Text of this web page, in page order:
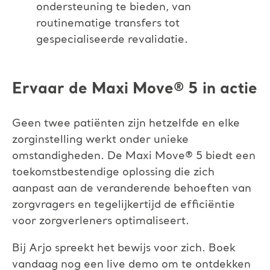
ondersteuning te bieden, van
routinematige transfers tot
gespecialiseerde revalidatie.
Ervaar de Maxi Move® 5 in actie
Geen twee patiënten zijn hetzelfde en elke
zorginstelling werkt onder unieke
omstandigheden. De Maxi Move® 5 biedt een
toekomstbestendige oplossing die zich
aanpast aan de veranderende behoeften van
zorgvragers en tegelijkertijd de efficiëntie
voor zorgverleners optimaliseert.
Bij Arjo spreekt het bewijs voor zich. Boek
vandaag nog een live demo om te ontdekken